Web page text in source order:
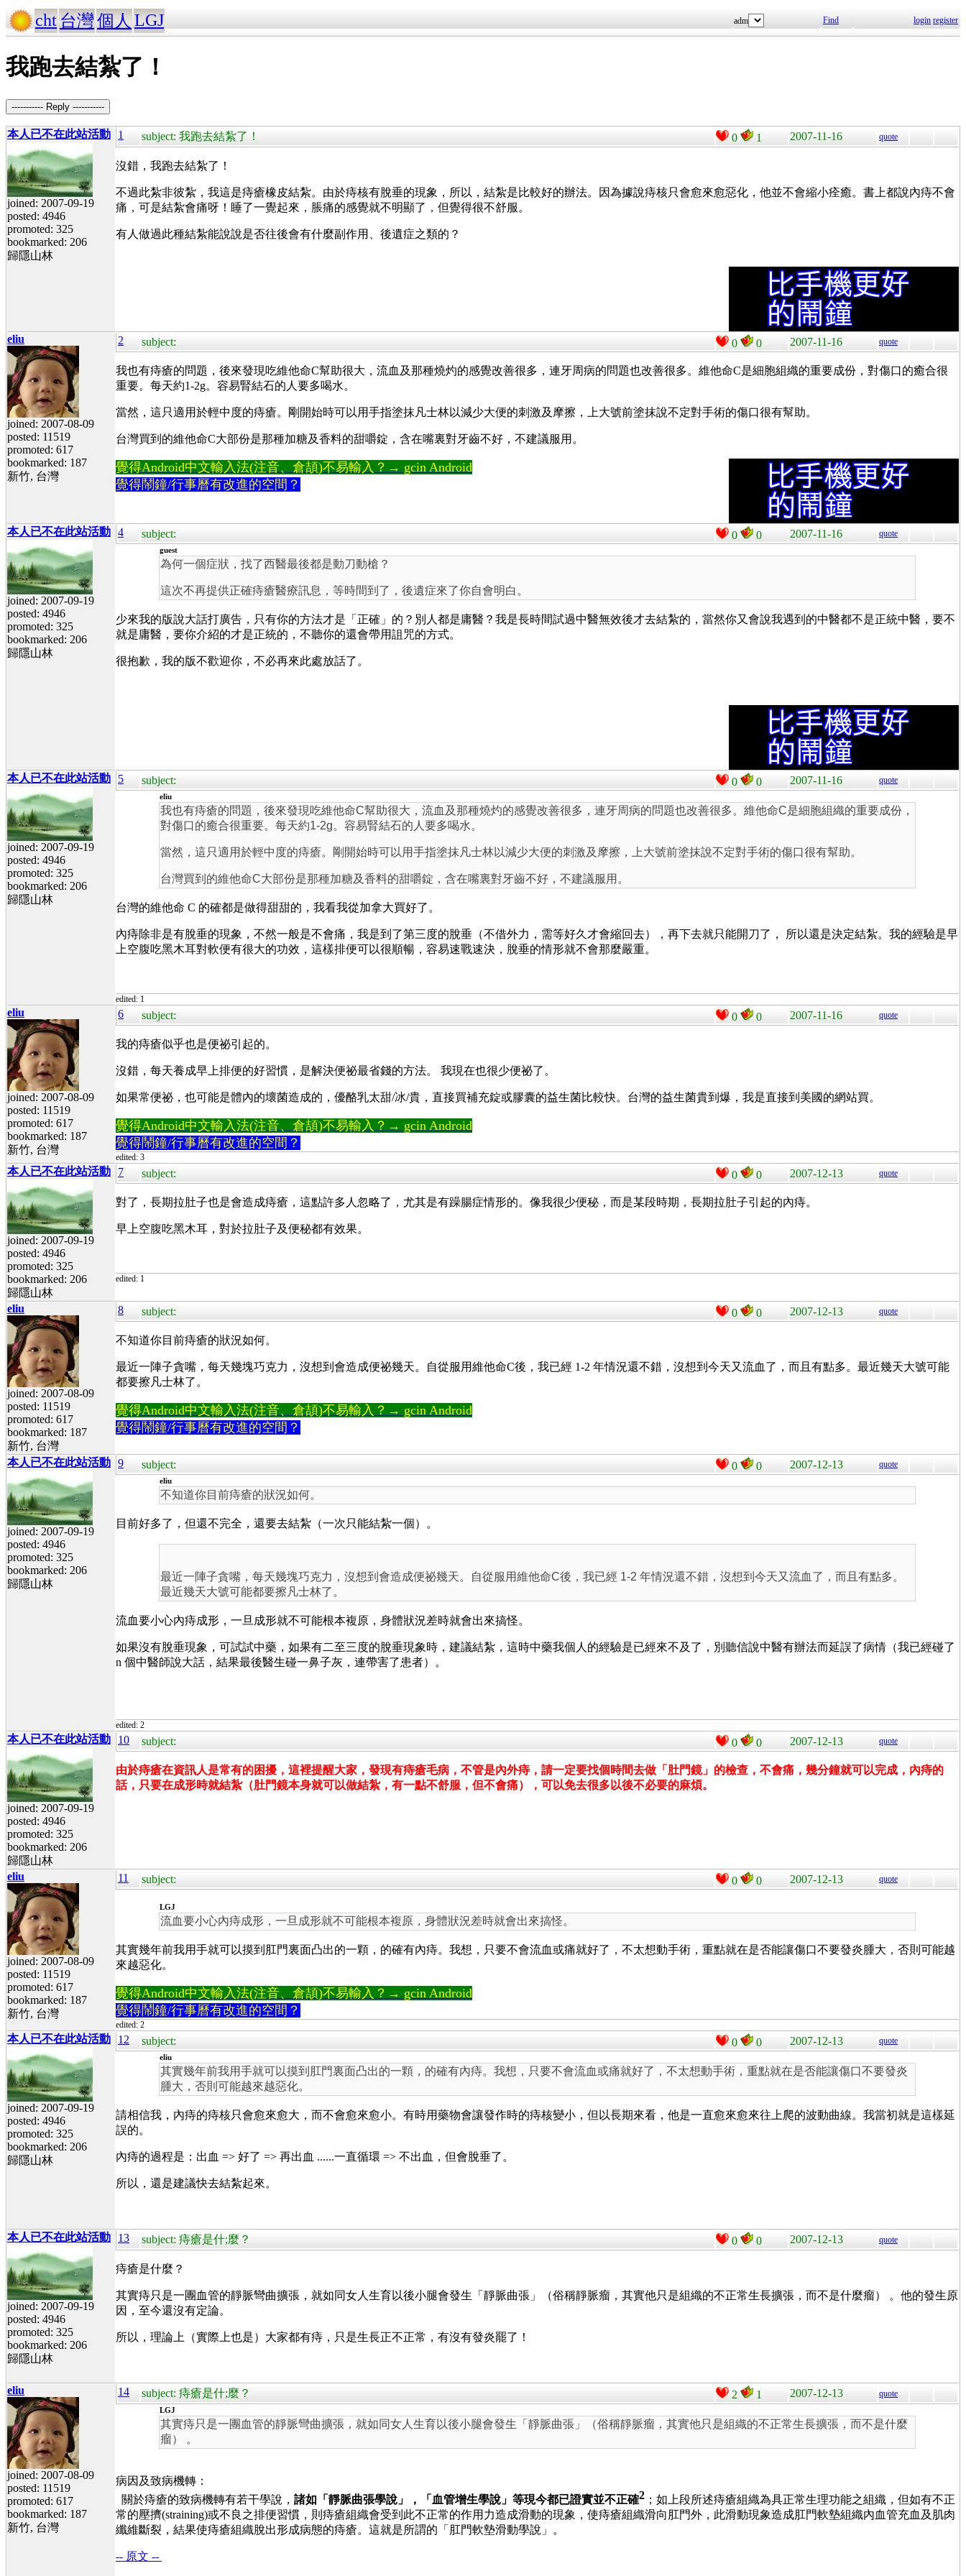
cht 台灣個人 LGJ adm Find login register
我跑去結紮了！
----------- Reply -----------
本人已不在此站活動
joined: 2007-09-19
posted: 4946
promoted: 325
bookmarked: 206
歸隱山林
1 subject: 我跑去結紮了！ 0 1 2007-11-16 quote
沒錯，我跑去結紮了！
不過此紮非彼紮，我這是痔瘡橡皮結紮。由於痔核有脫垂的現象，所以，結紮是比較好的辦法。因為據說痔核只會愈來愈惡化，他並不會縮小痊癒。書上都說內痔不會
痛，可是結紮會痛呀！睡了一覺起來，脹痛的感覺就不明顯了，但覺得很不舒服。
有人做過此種結紮能說說是否往後會有什麼副作用、後遺症之類的？
eliu
joined: 2007-08-09
posted: 11519
promoted: 617
bookmarked: 187
新竹, 台灣
2 subject: 0 0 2007-11-16 quote
我也有痔瘡的問題，後來發現吃維他命C幫助很大，流血及那種燒灼的感覺改善很多，連牙周病的問題也改善很多。維他命C是細胞組織的重要成份，對傷口的癒合很
重要。每天約1-2g。容易腎結石的人要多喝水。
當然，這只適用於輕中度的痔瘡。剛開始時可以用手指塗抹凡士林以減少大便的刺激及摩擦，上大號前塗抹說不定對手術的傷口很有幫助。
台灣買到的維他命C大部份是那種加糖及香料的甜嚼錠，含在嘴裏對牙齒不好，不建議服用。
覺得Android中文輸入法(注音、倉頡)不易輸入？→ gcin Android
覺得鬧鐘/行事曆有改進的空間？
本人已不在此站活動
joined: 2007-09-19
posted: 4946
promoted: 325
bookmarked: 206
歸隱山林
4 subject: 0 0 2007-11-16 quote
guest
為何一個症狀，找了西醫最後都是動刀動槍？
這次不再提供正確痔瘡醫療訊息，等時間到了，後遺症來了你自會明白。
少來我的版說大話打廣告，只有你的方法才是「正確」的？別人都是庸醫？我是長時間試過中醫無效後才去結紮的，當然你又會說我遇到的中醫都不是正統中醫，要不
就是庸醫，要你介紹的才是正統的，不聽你的還會帶用詛咒的方式。
很抱歉，我的版不歡迎你，不必再來此處放話了。
本人已不在此站活動
joined: 2007-09-19
posted: 4946
promoted: 325
bookmarked: 206
歸隱山林
5 subject: 0 0 2007-11-16 quote
eliu
我也有痔瘡的問題，後來發現吃維他命C幫助很大，流血及那種燒灼的感覺改善很多，連牙周病的問題也改善很多。維他命C是細胞組織的重要成份，
對傷口的癒合很重要。每天約1-2g。容易腎結石的人要多喝水。
當然，這只適用於輕中度的痔瘡。剛開始時可以用手指塗抹凡士林以減少大便的刺激及摩擦，上大號前塗抹說不定對手術的傷口很有幫助。
台灣買到的維他命C大部份是那種加糖及香料的甜嚼錠，含在嘴裏對牙齒不好，不建議服用。
台灣的維他命 C 的確都是做得甜甜的，我看我從加拿大買好了。
內痔除非是有脫垂的現象，不然一般是不會痛，我是到了第三度的脫垂（不借外力，需等好久才會縮回去），再下去就只能開刀了， 所以還是決定結紮。我的經驗是早
上空腹吃黑木耳對軟便有很大的功效，這樣排便可以很順暢，容易速戰速決，脫垂的情形就不會那麼嚴重。
edited: 1
eliu
joined: 2007-08-09
posted: 11519
promoted: 617
bookmarked: 187
新竹, 台灣
6 subject: 0 0 2007-11-16 quote
我的痔瘡似乎也是便祕引起的。
沒錯，每天養成早上排便的好習慣，是解決便祕最省錢的方法。 我現在也很少便祕了。
如果常便祕，也可能是體內的壞菌造成的，優酪乳太甜/冰/貴，直接買補充錠或膠囊的益生菌比較快。台灣的益生菌貴到爆，我是直接到美國的網站買。
覺得Android中文輸入法(注音、倉頡)不易輸入？→ gcin Android
覺得鬧鐘/行事曆有改進的空間？
edited: 3
本人已不在此站活動
joined: 2007-09-19
posted: 4946
promoted: 325
bookmarked: 206
歸隱山林
7 subject: 0 0 2007-12-13 quote
對了，長期拉肚子也是會造成痔瘡，這點許多人忽略了，尤其是有躁腸症情形的。像我很少便秘，而是某段時期，長期拉肚子引起的內痔。
早上空腹吃黑木耳，對於拉肚子及便秘都有效果。
edited: 1
eliu
joined: 2007-08-09
posted: 11519
promoted: 617
bookmarked: 187
新竹, 台灣
8 subject: 0 0 2007-12-13 quote
不知道你目前痔瘡的狀況如何。
最近一陣子貪嘴，每天幾塊巧克力，沒想到會造成便祕幾天。自從服用維他命C後，我已經 1-2 年情況還不錯，沒想到今天又流血了，而且有點多。最近幾天大號可能
都要擦凡士林了。
覺得Android中文輸入法(注音、倉頡)不易輸入？→ gcin Android
覺得鬧鐘/行事曆有改進的空間？
本人已不在此站活動
joined: 2007-09-19
posted: 4946
promoted: 325
bookmarked: 206
歸隱山林
9 subject: 0 0 2007-12-13 quote
eliu
不知道你目前痔瘡的狀況如何。
目前好多了，但還不完全，還要去結紮（一次只能結紮一個）。
最近一陣子貪嘴，每天幾塊巧克力，沒想到會造成便祕幾天。自從服用維他命C後，我已經 1-2 年情況還不錯，沒想到今天又流血了，而且有點多。
最近幾天大號可能都要擦凡士林了。
流血要小心內痔成形，一旦成形就不可能根本複原，身體狀況差時就會出來搞怪。
如果沒有脫垂現象，可試試中藥，如果有二至三度的脫垂現象時，建議結紮，這時中藥我個人的經驗是已經來不及了，別聽信說中醫有辦法而延誤了病情（我已經碰了
n 個中醫師說大話，結果最後醫生碰一鼻子灰，連帶害了患者）。
edited: 2
本人已不在此站活動
joined: 2007-09-19
posted: 4946
promoted: 325
bookmarked: 206
歸隱山林
10 subject: 0 0 2007-12-13 quote
由於痔瘡在資訊人是常有的困擾，這裡提醒大家，發現有痔瘡毛病，不管是內外痔，請一定要找個時間去做「肚門鏡」的檢查，不會痛，幾分鐘就可以完成，內痔的
話，只要在成形時就結紮（肚門鏡本身就可以做結紮，有一點不舒服，但不會痛），可以免去很多以後不必要的麻煩。
eliu
joined: 2007-08-09
posted: 11519
promoted: 617
bookmarked: 187
新竹, 台灣
11 subject: 0 0 2007-12-13 quote
LGJ
流血要小心內痔成形，一旦成形就不可能根本複原，身體狀況差時就會出來搞怪。
其實幾年前我用手就可以摸到肛門裏面凸出的一顆，的確有內痔。我想，只要不會流血或痛就好了，不太想動手術，重點就在是否能讓傷口不要發炎腫大，否則可能越
來越惡化。
覺得Android中文輸入法(注音、倉頡)不易輸入？→ gcin Android
覺得鬧鐘/行事曆有改進的空間？
edited: 2
本人已不在此站活動
joined: 2007-09-19
posted: 4946
promoted: 325
bookmarked: 206
歸隱山林
12 subject: 0 0 2007-12-13 quote
eliu
其實幾年前我用手就可以摸到肛門裏面凸出的一顆，的確有內痔。我想，只要不會流血或痛就好了，不太想動手術，重點就在是否能讓傷口不要發炎
腫大，否則可能越來越惡化。
請相信我，內痔的痔核只會愈來愈大，而不會愈來愈小。有時用藥物會讓發作時的痔核變小，但以長期來看，他是一直愈來愈來往上爬的波動曲線。我當初就是這樣延
誤的。
內痔的過程是：出血 => 好了 => 再出血 ......一直循環 => 不出血，但會脫垂了。
所以，還是建議快去結紮起來。
本人已不在此站活動
joined: 2007-09-19
posted: 4946
promoted: 325
bookmarked: 206
歸隱山林
13 subject: 痔瘡是什;麼？ 0 0 2007-12-13 quote
痔瘡是什麼？
其實痔只是一團血管的靜脈彎曲擴張，就如同女人生育以後小腿會發生「靜脈曲張」（俗稱靜脈瘤，其實他只是組織的不正常生長擴張，而不是什麼瘤） 。他的發生原
因，至今還沒有定論。
所以，理論上（實際上也是）大家都有痔，只是生長正不正常，有沒有發炎罷了！
eliu
joined: 2007-08-09
posted: 11519
promoted: 617
bookmarked: 187
新竹, 台灣
14 subject: 痔瘡是什;麼？ 2 1 2007-12-13 quote
LGJ
其實痔只是一團血管的靜脈彎曲擴張，就如同女人生育以後小腿會發生「靜脈曲張」（俗稱靜脈瘤，其實他只是組織的不正常生長擴張，而不是什麼
瘤） 。
病因及致病機轉：
關於痔瘡的致病機轉有若干學說， 諸如「靜脈曲張學說」，「血管增生學說」等現今都已證實並不正確2 ；如上段所述痔瘡組織為具正常生理功能之組織，但如有不正
常的壓擠(straining)或不良之排便習慣，則痔瘡組織會受到此不正常的作用力造成滑動的現象，使痔瘡組織滑向肛門外，此滑動現象造成肛門軟墊組織內血管充血及肌肉
纖維斷裂，結果使痔瘡組織脫出形成病態的痔瘡。這就是所謂的「肛門軟墊滑動學說」。
-- 原文 --